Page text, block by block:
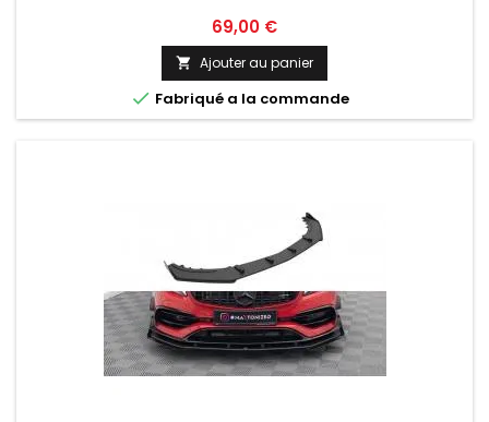
Prix
69,00 €
 Ajouter au panier
 Fabriqué a la commande